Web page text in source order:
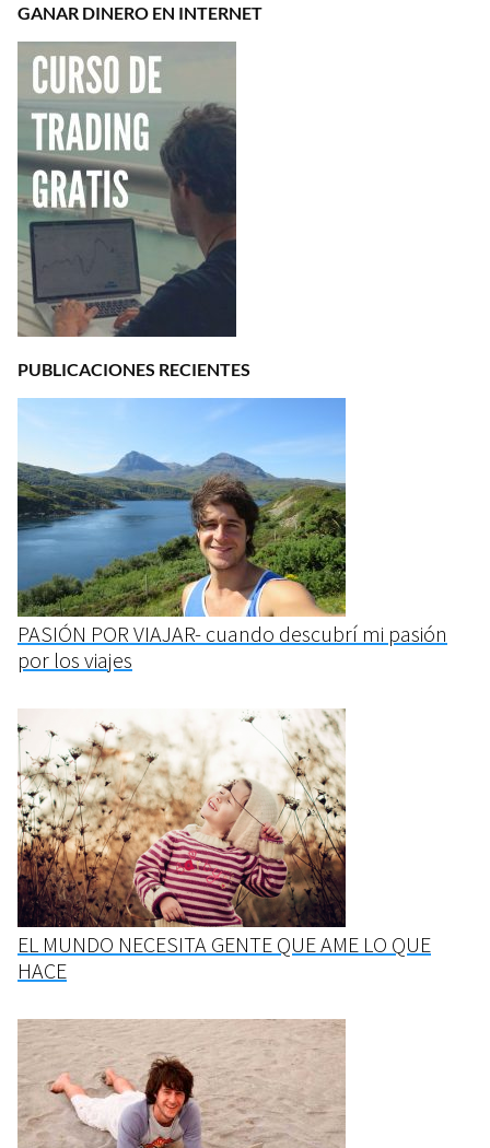
GANAR DINERO EN INTERNET
PUBLICACIONES RECIENTES
PASIÓN POR VIAJAR- cuando descubrí mi pasión
por los viajes
EL MUNDO NECESITA GENTE QUE AME LO QUE
HACE